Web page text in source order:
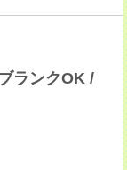
ランクOK /